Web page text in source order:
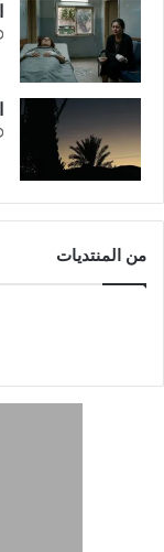
من المنتديات